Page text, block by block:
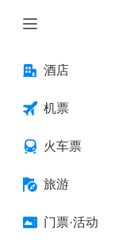
酒店
机票
火车票
旅游
门票·活动